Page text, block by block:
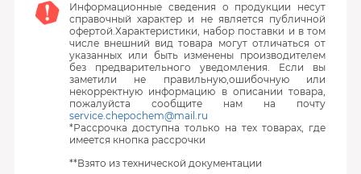
Информационные сведения о продукции несут
справочный характер и не является публичной
офертой.Характеристики, набор поставки и в том
числе внешний вид товара могут отличаться от
указанных или быть изменены производителем
без предварительного уведомления. Если вы
заметили не правильную,ошибочную или
некорректную информацию в описании товара,
пожалуйста сообщите нам на почту
service.chepochem@mail.ru
*Рассрочка доступна только на тех товарах, где
имеется кнопка рассрочки
**Взято из технической документации